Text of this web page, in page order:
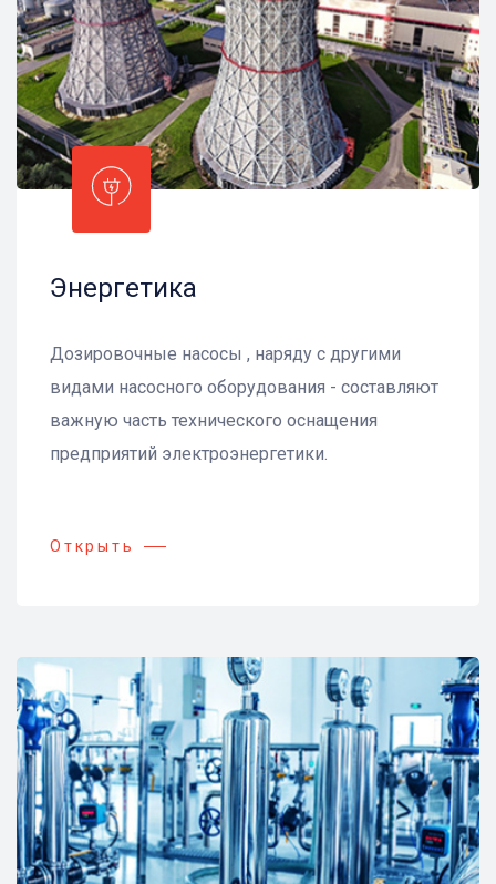
Энергетика
Дозировочные насосы , наряду с другими
видами насосного оборудования - составляют
важную часть технического оснащения
предприятий электроэнергетики.
Открыть